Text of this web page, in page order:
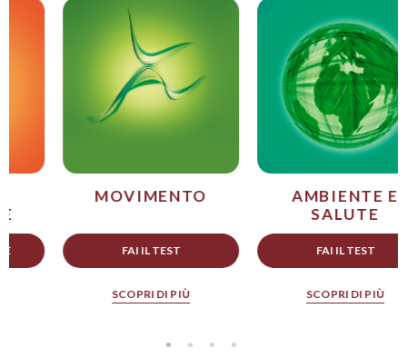
MOVIMENTO
FAI IL TEST
SCOPRI DI PIÙ
AMBIENTE E
SALUTE
FAI IL TEST
SCOPRI DI PIÙ